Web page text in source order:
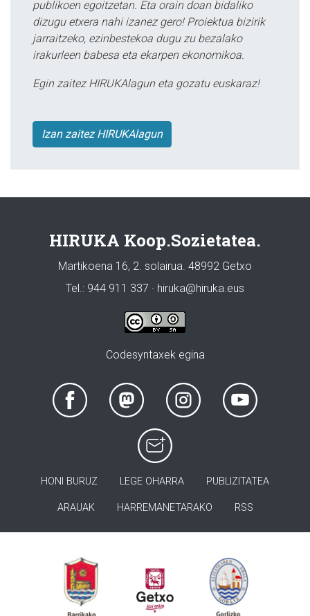
publikoen egoitzetan. Eta orain doan bidaliko
dizugu etxera nahi izanez gero! Proiektua bizirik
jarraitzeko, ezinbestekoa dugu zu bezalako
irakurleen babesa eta ekarpen ekonomikoa.
Egin zaitez HIRUKAlagun eta gozatu euskaraz!
Izan zaitez HIRUKAlagun
HIRUKA Koop.Sozietatea.
Martikoena 16, 2. solairua. 48992 Getxo
Tel.: 944 911 337 · hiruka@hiruka.eus
Codesyntaxek egina
HONI BURUZ LEGE OHARRA PUBLIZITATEA
ARAUAK HARREMANETARAKO RSS